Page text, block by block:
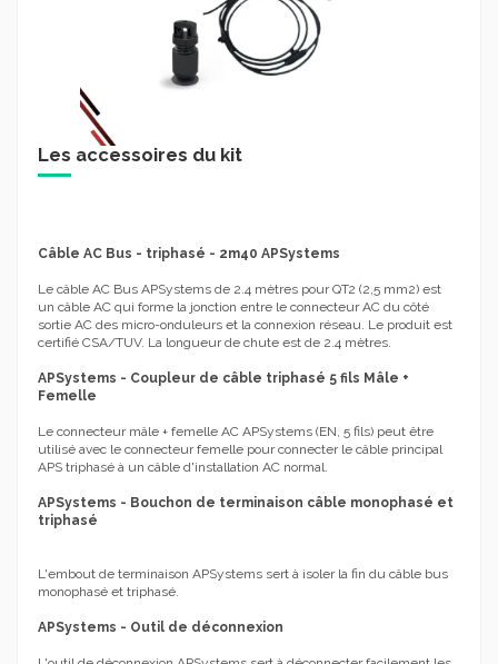
Les accessoires du kit
Câble AC Bus - triphasé - 2m40 APSystems
Le câble AC Bus APSystems de 2.4 mètres pour QT2 (2,5 mm2) est
un câble AC qui forme la jonction entre le connecteur AC du côté
sortie AC des micro-onduleurs et la connexion réseau. Le produit est
certifié CSA/TUV. La longueur de chute est de 2.4 mètres.
APSystems - Coupleur de câble triphasé 5 fils Mâle +
Femelle
Le connecteur mâle + femelle AC APSystems (EN, 5 fils) peut être
utilisé avec le connecteur femelle pour connecter le câble principal
APS triphasé à un câble d'installation AC normal.
APSystems - Bouchon de terminaison câble monophasé et
triphasé
L'embout de terminaison APSystems sert à isoler la fin du câble bus
monophasé et triphasé.
APSystems - Outil de déconnexion